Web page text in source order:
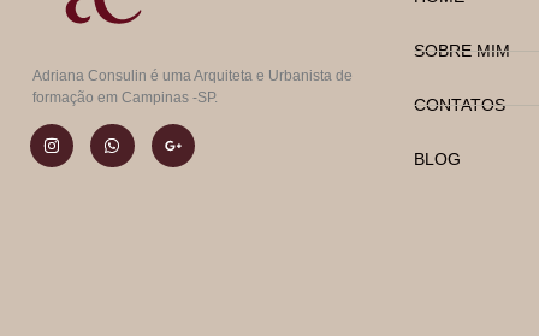
Adriana Consulin é uma Arquiteta e Urbanista de
formação em Campinas -SP.
SOBRE MIM
CONTATOS
BLOG